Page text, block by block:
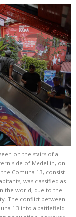
seen on the stairs of a
side of Medellin, on
Comuna 13, consist
was classified as
the world, due to the
The conflict between
13 into a battlefield